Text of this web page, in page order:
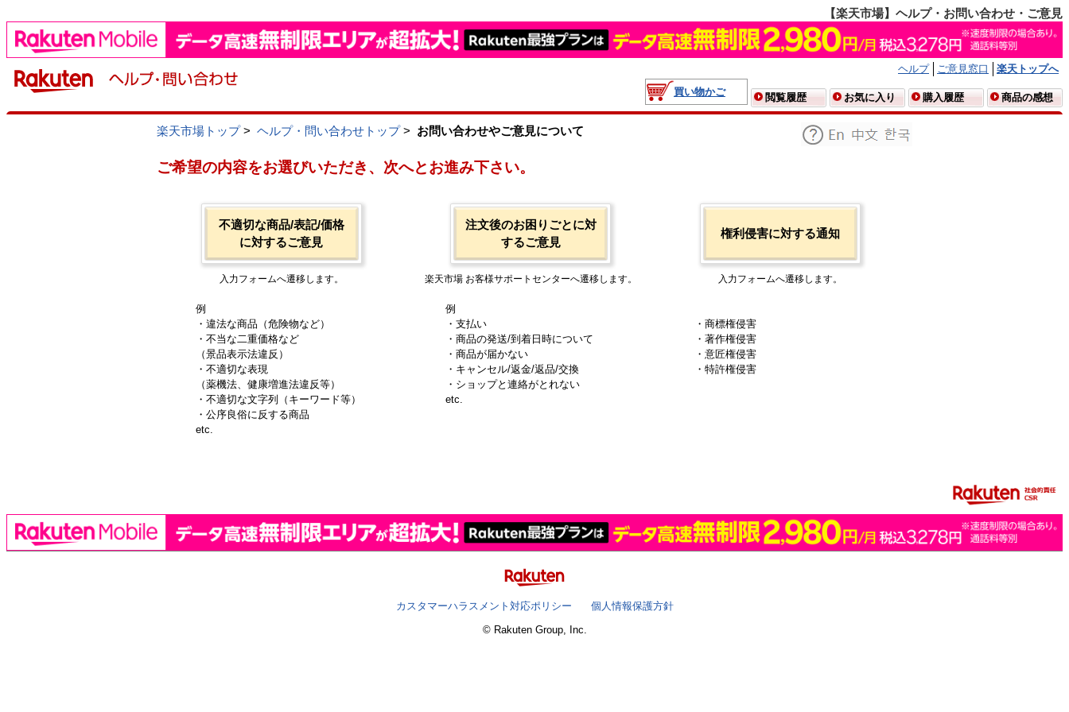
【楽天市場】ヘルプ・お問い合わせ・ご意見
ヘルプ ご意見窓口
楽天トップへ
買い物かご
閲覧履歴 お気に入り 購入履歴 商品の感想
楽天市場トップ> ヘルプ・問い合わせトップ> お問い合わせやご意見について
ご希望の内容をお選びいただき、次へとお進み下さい。
不適切な商品/表記/価格
に対するご意見
入力フォームへ遷移します。
例
・違法な商品（危険物など）
・不当な二重価格など
（景品表示法違反）
・不適切な表現
（薬機法、健康増進法違反等）
・不適切な文字列（キーワード等）
・公序良俗に反する商品
etc.
注文後のお困りごとに対
するご意見
楽天市場 お客様サポートセンターへ遷移します。
例
・支払い
・商品の発送/到着日時について
・商品が届かない
・キャンセル/返金/返品/交換
・ショップと連絡がとれない
etc.
権利侵害に対する通知
入力フォームへ遷移します。
・商標権侵害
・著作権侵害
・意匠権侵害
・特許権侵害
カスタマーハラスメント対応ポリシー
個人情報保護方針
© Rakuten Group, Inc.